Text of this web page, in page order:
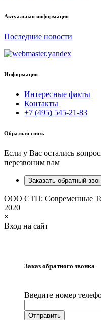
Актуальная информация
Последние новости
Информация
Интересные факты
Контакты
+7 (495) 545-21-83
Обратная связь
Если у Вас остались
перезвоним вам
Заказать обратный
ООО СТП: Современные
2020
×
Вход на сайт
Заказ обратного звонка
Введите номер
Отправить